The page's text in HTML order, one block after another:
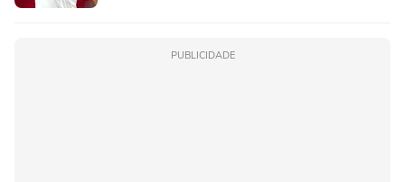
PUBLICIDADE